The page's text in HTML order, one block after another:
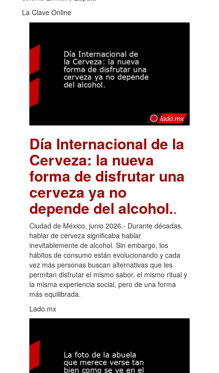
La Clave Online
Día Internacional de la
Cerveza: la nueva
forma de disfrutar una
cerveza ya no
depende del alcohol..
Ciudad de México, junio 2026.- Durante décadas,
hablar de cerveza significaba hablar
inevitablemente de alcohol. Sin embargo, los
hábitos de consumo están evolucionando y cada
vez más personas buscan alternativas que les
permitan disfrutar el mismo sabor, el mismo ritual y
la misma experiencia social, pero de una forma
más equilibrada.
Lado.mx